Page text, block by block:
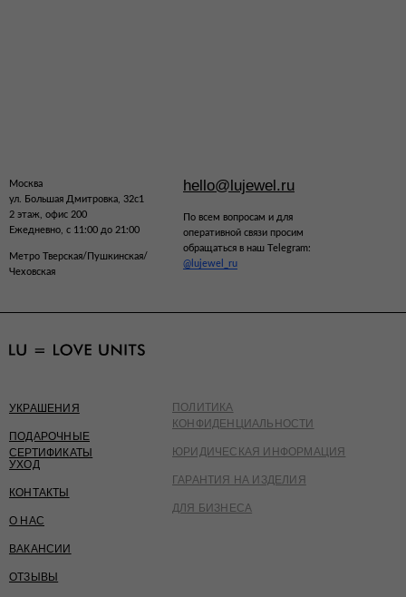
По всем вопросам и для
оперативной связи просим
обращаться в наш Telegram:
@lujewel_ru
Москва
ул. Большая Дмитровка, 32с1
2 этаж, офис 200
Ежедневно, с 11:00 до 21:00
hello@lujewel.ru
Метро Тверская/Пушкинская/
Чеховская
ПОЛИТИКА
КОНФИДЕНЦИАЛЬНОСТИ
ЮРИДИЧЕСКАЯ ИНФОРМАЦИЯ
ГАРАНТИЯ НА ИЗДЕЛИЯ
ДЛЯ БИЗНЕСА
УКРАШЕНИЯ
ПОДАРОЧНЫЕ
СЕРТИФИКАТЫ
КОНТАКТЫ
О НАС
УХОД
ОТЗЫВЫ
ВАКАНСИИ